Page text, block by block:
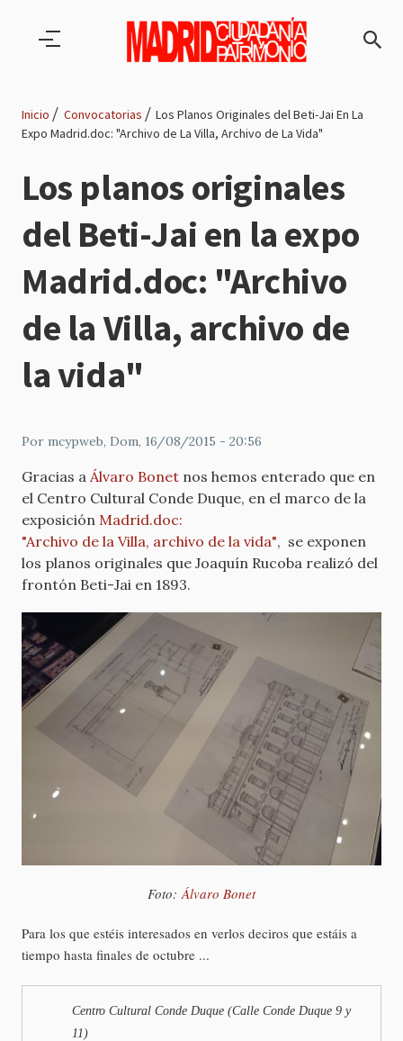
de
navegación
Inicio Convocatorias
Los Planos Originales del Beti-Jai En La
Expo Madrid.doc: "Archivo de La Villa, Archivo de La Vida"
Los planos originales
del Beti-Jai en la expo
Madrid.doc: "Archivo
de la Villa, archivo de
la vida"
Por mcypweb, Dom, 16/08/2015 - 20:56
Gracias a Álvaro Bonet nos hemos enterado que en
el Centro Cultural Conde Duque, en el marco de la
exposición Madrid.doc:
"Archivo de la Villa, archivo de la vida", se exponen
los planos originales que Joaquín Rucoba realizó del
frontón Beti-Jai en 1893.
Foto:Álvaro Bonet
Para los que estéis interesados en verlos deciros que estáis a
tiempo hasta finales de octubre ...
Centro Cultural Conde Duque (Calle Conde Duque 9 y
11)